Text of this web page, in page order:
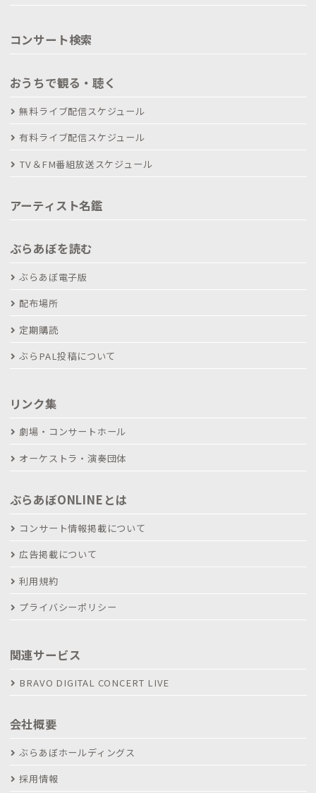
コンサート検索
おうちで観る・聴く
無料ライブ配信スケジュール
有料ライブ配信スケジュール
TV＆FM番組放送スケジュール
アーティスト名鑑
ぶらあぼを読む
ぶらあぼ電子版
配布場所
定期購読
ぶらPAL投稿について
リンク集
劇場・コンサートホール
オーケストラ・演奏団体
ぶらあぼONLINEとは
コンサート情報掲載について
広告掲載について
利用規約
プライバシーポリシー
関連サービス
BRAVO DIGITAL CONCERT LIVE
会社概要
ぶらあぼホールディングス
採用情報